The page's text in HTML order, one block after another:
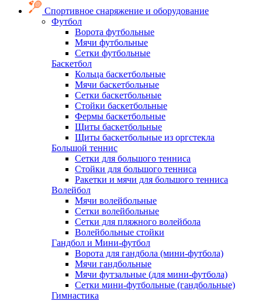
Спортивное снаряжение и оборудование
Футбол
Ворота футбольные
Мячи футбольные
Сетки футбольные
Баскетбол
Кольца баскетбольные
Мячи баскетбольные
Сетки баскетбольные
Стойки баскетбольные
Фермы баскетбольные
Щиты баскетбольные
Щиты баскетбольные из оргстекла
Большой теннис
Сетки для большого тенниса
Стойки для большого тенниса
Ракетки и мячи для большого тенниса
Волейбол
Мячи волейбольные
Сетки волейбольные
Сетки для пляжного волейбола
Волейбольные стойки
Гандбол и Мини-футбол
Ворота для гандбола (мини-футбола)
Мячи гандбольные
Мячи футзальные (для мини-футбола)
Сетки мини-футбольные (гандбольные)
Гимнастика